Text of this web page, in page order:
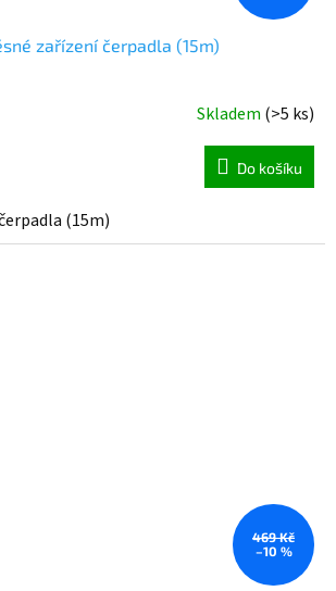
zařízení čerpadla (15m)
Skladem (>5 ks)
Do košíku
(15m)
469 Kč
–10 %